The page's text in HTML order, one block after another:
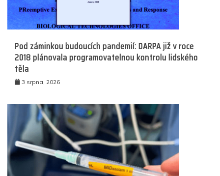
Pod záminkou budoucích pandemií: DARPA již v roce
2018 plánovala programovatelnou kontrolu lidského
těla
3 srpna, 2026